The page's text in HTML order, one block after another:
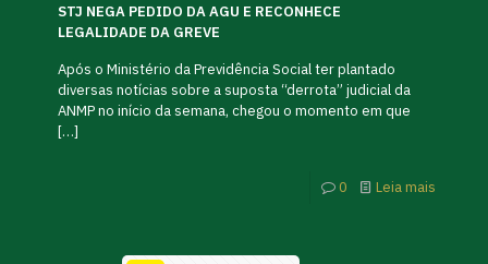
STJ NEGA PEDIDO DA AGU E RECONHECE
LEGALIDADE DA GREVE
Após o Ministério da Previdência Social ter plantado
diversas notícias sobre a suposta “derrota” judicial da
ANMP no início da semana, chegou o momento em que
[…]
0 Leia mais